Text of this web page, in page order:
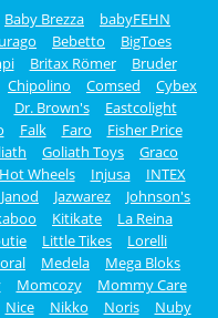
Baby Brezza
babyFEHN
Bebetto
BigToes
Britax Römer
Bruder
Chipolino Comsed
Cybex
Dr. Brown's
Eastcolight
Falk Faro
Fisher Price
Goliath Toys
Graco
Hot Wheels Injusa
INTEX
Janod Jazwarez
Johnson's
Kitikate
La Reina
Little Tikes
Lorelli
Medela
Mega Bloks
Momcozy
Mommy Care
Nice Nikko Noris
Nuby